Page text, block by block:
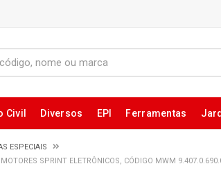
Civil Diversos EPI Ferramentas
ESPECIAIS
SPRINT ELETRÔNICOS, CÓDIGO MWM